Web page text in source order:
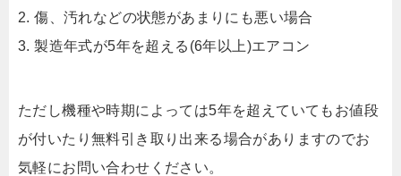
2. 傷、汚れなどの状態があまりにも悪い場合
3. 製造年式が5年を超える(6年以上)エアコン
ただし機種や時期によっては5年を超えていてもお値段
が付いたり無料引き取り出来る場合がありますのでお
気軽にお問い合わせください。